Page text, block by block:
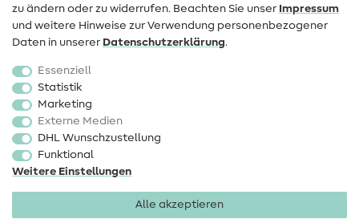
Stoffe
Sale
Schnittmuster
zu ändern oder zu widerrufen. Beachten Sie unser Impressum
und weitere Hinweise zur Verwendung personenbezogener
Daten in unserer Daten­schutz­erklärung.
Essenziell
Statistik
Marketing
Externe Medien
DHL Wunschzustellung
Funktional
Weitere Einstellungen
Alle akzeptieren
Impressum
Datenschutz AGB